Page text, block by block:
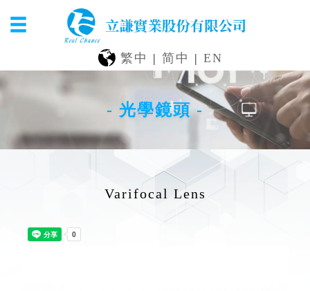
繁中 | 简中 | EN
- 光學鏡頭 -
Varifocal Lens